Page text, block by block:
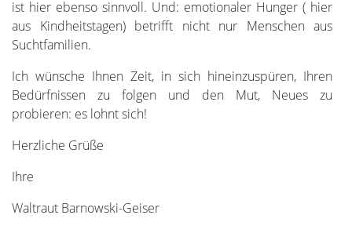
ist hier ebenso sinnvoll. Und: emotionaler Hunger ( hier
aus Kindheitstagen) betrifft nicht nur Menschen aus
Suchtfamilien.
Ich wünsche Ihnen Zeit, in sich hineinzuspüren, Ihren
Bedürfnissen zu folgen und den Mut, Neues zu
probieren: es lohnt sich!
Herzliche Grüße
Ihre
Waltraut Barnowski-Geiser